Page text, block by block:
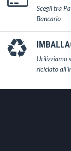
Scegli tra
Bancario
Utilizziamo
riciclato